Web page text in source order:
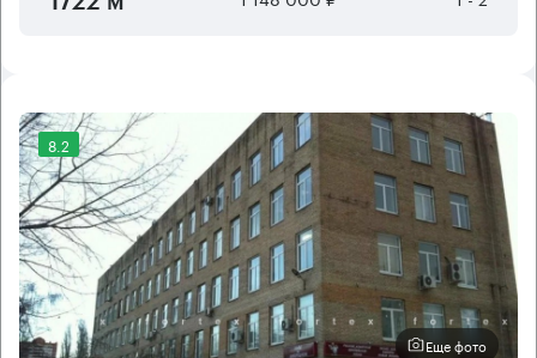
8.2
Еще фото